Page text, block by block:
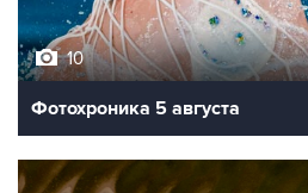
10
Фотохроника 5 августа